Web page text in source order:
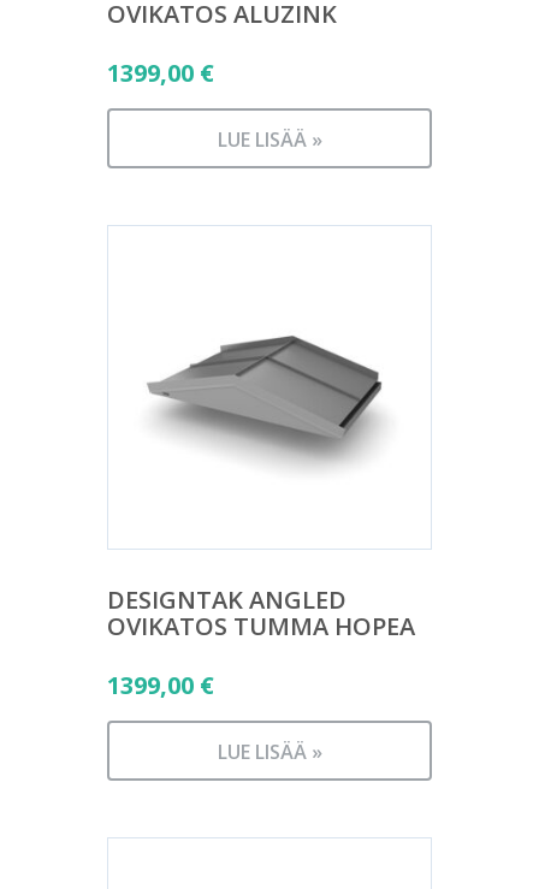
OVIKATOS ALUZINK
1399,00 €
LUE LISÄÄ »
DESIGNTAK ANGLED
OVIKATOS TUMMA HOPEA
1399,00 €
LUE LISÄÄ »